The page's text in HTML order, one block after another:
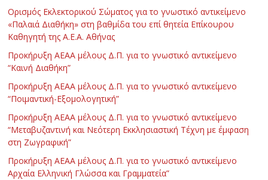
Ορισμός Εκλεκτορικού Σώματος για το γνωστικό αντικείμενο
«Παλαιά Διαθήκη» στη βαθμίδα του επί θητεία Επίκουρου
Καθηγητή της Α.Ε.Α. Αθήνας
Προκήρυξη ΑΕΑΑ μέλους Δ.Π. για το γνωστικό αντικείμενο
“Καινή Διαθήκη”
Προκήρυξη ΑΕΑΑ μέλους Δ.Π. για το γνωστικό αντικείμενο
“Ποιμαντική-Εξομολογητική”
Προκήρυξη ΑΕΑΑ μέλους Δ.Π. για το γνωστικό αντικείμενο
“Μεταβυζαντινή και Νεότερη Εκκλησιαστική Τέχνη με έμφαση
στη Ζωγραφική”
Προκήρυξη ΑΕΑΑ μέλους Δ.Π. για το γνωστικό αντικείμενο
Αρχαία Ελληνική Γλώσσα και Γραμματεία”